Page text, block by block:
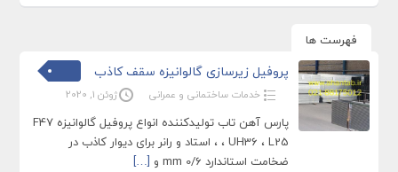
فهرست ها
پروفیل زیرسازی گالوانیزه سقف کاذب
خدمات ساختمانی و عمرانی ژوئن 1, 2020
پارس آهن تاب تولیدکننده انواع پروفیل گالوانیزه F47
، UH36 ، L25 ، استاد و رانر برای دیوار کاذب در
ضخامت استاندارد 0/6 mm و
[…]